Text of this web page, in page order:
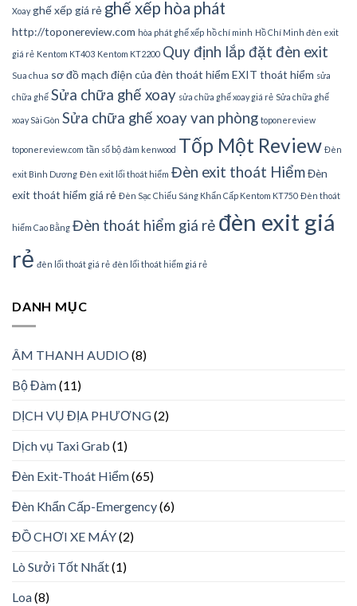
Xoay ghế xếp giá rẻ ghế xếp hòa phát
http://toponereview.com hòa phát ghế xếp hồ chí minh Hồ Chí Minh đèn exit
giá rẻ Kentom KT403 Kentom KT2200 Quy định lắp đặt đèn exit
Sua chua sơ đồ mạch điện của đèn thoát hiểm EXIT thoát hiểm sửa
chữa ghế Sửa chữa ghế xoay sửa chữa ghế xoay giá rẻ Sửa chữa ghế
xoay Sài Gòn Sửa chữa ghế xoay van phòng toponereview
toponereview.com tần số bộ đàm kenwood Tốp Một Review Đèn
exit Bình Dương Đèn exit lối thoát hiểm Đèn exit thoát HiểmĐèn
exit thoát hiểm giá rẻ Đèn Sạc Chiếu Sáng Khẩn Cấp Kentom KT750 Đèn thoát
hiểm Cao Bằng Đèn thoát hiểm giá rẻ đèn exit giá
rẻ đèn lối thoát giá rẻ đèn lối thoát hiểm giá rẻ
DANH MỤC
ÂM THANH AUDIO(8)
Bộ Đàm(11)
DỊCH VỤ ĐỊA PHƯƠNG(2)
Dịch vụ Taxi Grab (1)
Đèn Exit-Thoát Hiểm(65)
Đèn Khẩn Cấp-Emergency(6)
ĐỒ CHƠI XE MÁY(2)
Lò Sưởi Tốt Nhất(1)
Loa(8)